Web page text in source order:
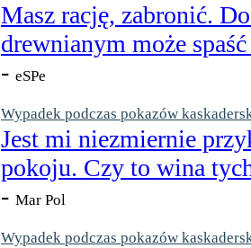
Masz rację, zabronić.
drewnianym może
- eSPe
Wypadek podczas pokazów
Jest mi niezmiernie
pokoju. Czy to wina
- Mar Pol
Wypadek podczas pokazów